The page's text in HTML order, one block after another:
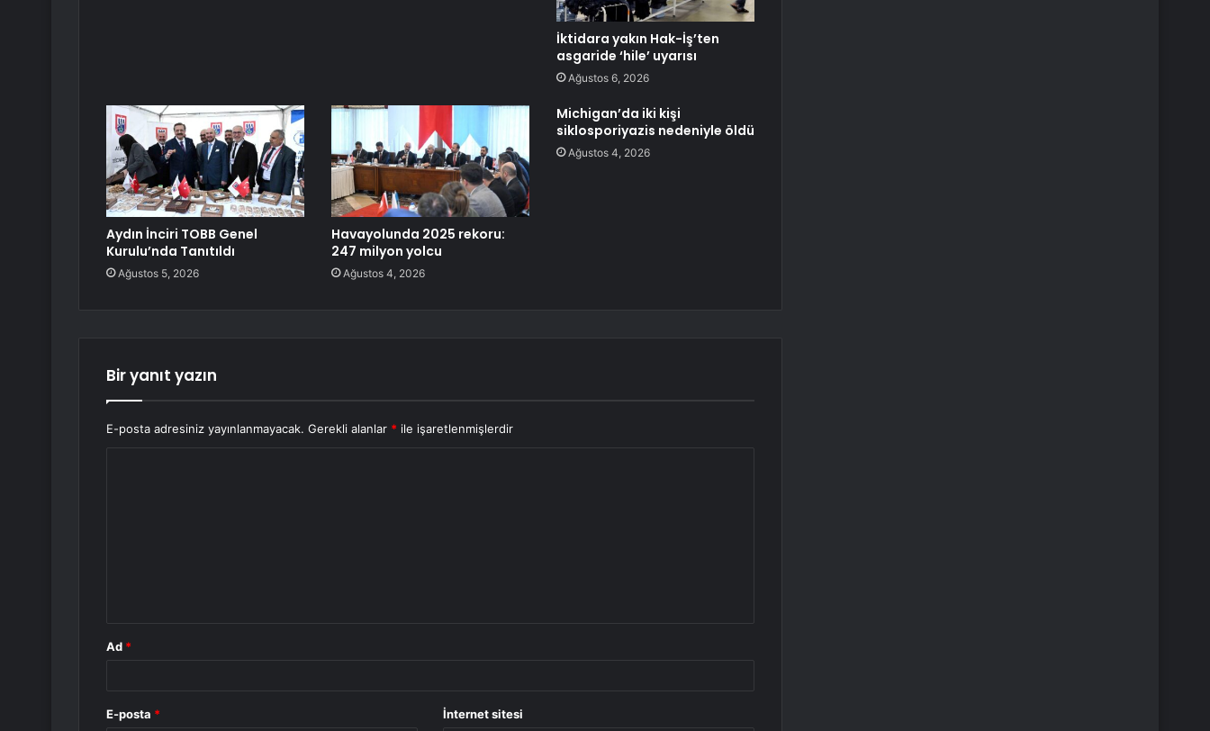
İktidara yakın Hak-İş’ten
asgaride ‘hile’ uyarısı
Ağustos 6, 2026
Aydın İnciri TOBB Genel
Kurulu’nda Tanıtıldı
Ağustos 5, 2026
Havayolunda 2025 rekoru:
247 milyon yolcu
Ağustos 4, 2026
Michigan’da iki kişi
siklosporiyazis nedeniyle öldü
Ağustos 4, 2026
Bir yanıt yazın
E-posta adresiniz yayınlanmayacak. Gerekli alanlar * ile işaretlenmişlerdir
Ad *
E-posta * İnternet sitesi